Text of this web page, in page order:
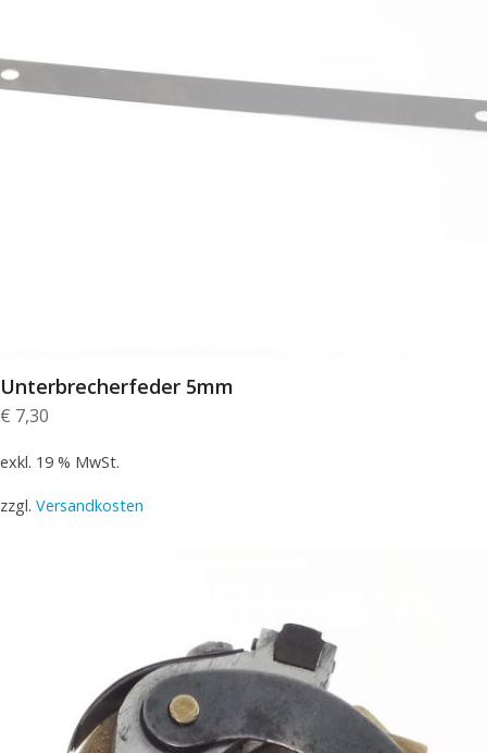
Unterbrecherfeder 5mm
€ 7,30
exkl. 19 % MwSt.
zzgl. Versandkosten